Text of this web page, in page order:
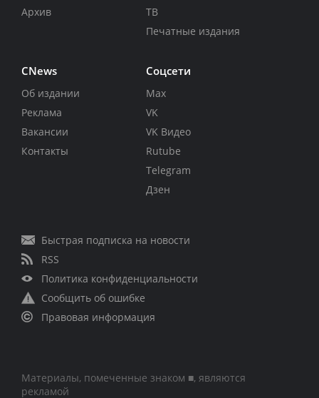
Архив
ТВ
Печатные издания
CNews
Об издании
Реклама
Вакансии
Контакты
Соцсети
Max
VK
VK Видео
Rutube
Telegram
Дзен
Быстрая подписка на новости
RSS
Политика конфиденциальности
Сообщить об ошибке
Правовая информация
Материалы, помеченные знаком ■, являются
рекламой